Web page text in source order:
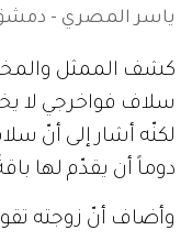
ياسر المصري -
كشف الممثل
سلاف فواخرجي لا
لكنّه أشار إلى أنّ
دوماً أن يقدّم لها
وأضاف أنّ زوجته